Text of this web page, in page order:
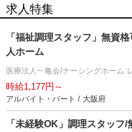
求人特集
「福祉調理スタッフ」無資
人ホーム
医療法人一亀会/ナーシングホーム
時給1,177円～
アルバイト・パート / 大阪府
「未経験OK」調理スタッフ